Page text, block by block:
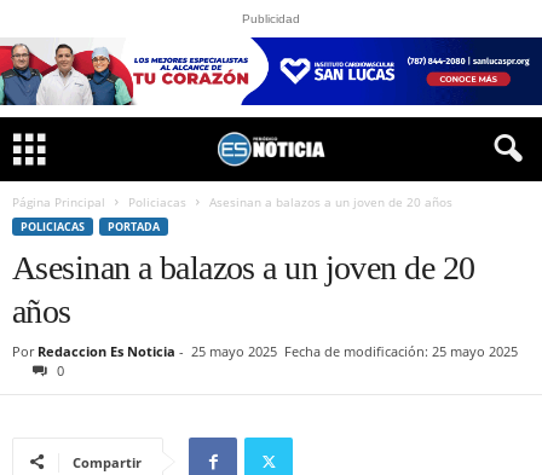
Publicidad
Página Principal Policiacas Asesinan a balazos a un joven de 20 años
POLICIACAS PORTADA
Asesinan a balazos a un joven de 20
años
Por Redaccion Es Noticia - 25 mayo 2025 Fecha de modificación: 25 mayo 2025
0
Compartir